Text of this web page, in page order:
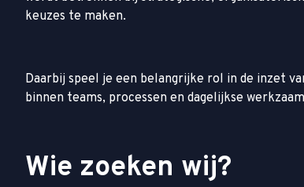
keuzes te maken.
Daarbij speel je een belangrijke rol in de inzet
binnen teams, processen en dagelijkse
Wie zoeken wij?